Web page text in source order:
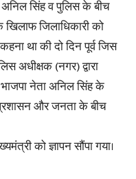
सिंह व पुलिस के बीच
जिलाधिकारी को
था की दो दिन पूर्व जिस
अधीक्षक (नगर) द्वारा
भाजपा नेता अनिल सिंह के
प्रशासन और जनता के बीच
को ज्ञापन सौंपा गया।